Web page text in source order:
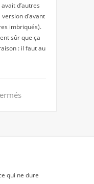
d’autres
d’avant
imbriqués).
sûr que ça
: il faut au
qui ne dure